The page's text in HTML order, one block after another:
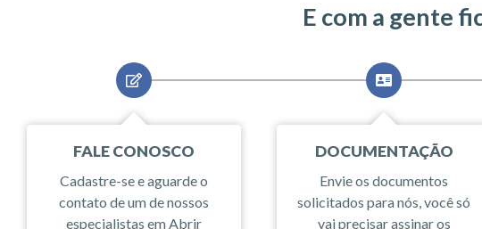
E com a gente
FALE CONOSCO
Cadastre-se e aguarde o
contato de um de nossos
especialistas em Abrir
DOCUMENTAÇÃO
Envie os documentos
solicitados para nós, você só
vai precisar assinar os